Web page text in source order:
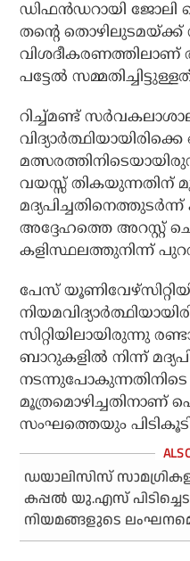
ഡിഫന്‍ഡറായി ജോലി
തന്റെ
വിശദീകരണത്തിലാണ്
പട്ടേല്‍
റിച്ച്മണ്ട്
വയസ്സ്
അദ്ദേഹത്തെ അറസ്റ്റ്
കളിസ്ഥലത്തുനിന്ന്
പേസ്
സിറ്റിയിലായിരുന്നു
ബാറുകളില്‍ നിന്ന്
മൂത്രമൊഴിച്ചതിനാണ്
സംഘത്തെയും
ഡയാലിസിസ്
കപ്പല്‍ യു.എസ്
നിയമങ്ങളുടെ